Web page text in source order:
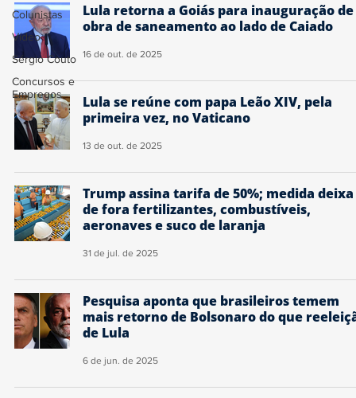
Colunistas
Vídeo
Sérgio Couto
Concursos e
Empregos
Lula retorna a Goiás para inauguração de
obra de saneamento ao lado de Caiado
16 de out. de 2025
Lula se reúne com papa Leão XIV, pela
primeira vez, no Vaticano
13 de out. de 2025
Trump assina tarifa de 50%; medida deixa
de fora fertilizantes, combustíveis,
aeronaves e suco de laranja
31 de jul. de 2025
Pesquisa aponta que brasileiros temem
mais retorno de Bolsonaro do que
de Lula
6 de jun. de 2025